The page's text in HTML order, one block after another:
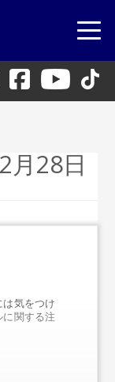
月28日
気をつけ
関する注